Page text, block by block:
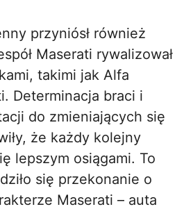
przyniósł również
Maserati rywalizował
takimi jak Alfa
Determinacja braci i
do zmieniających się
że każdy kolejny
lepszym osiągami. To
się przekonanie o
Maserati – auta